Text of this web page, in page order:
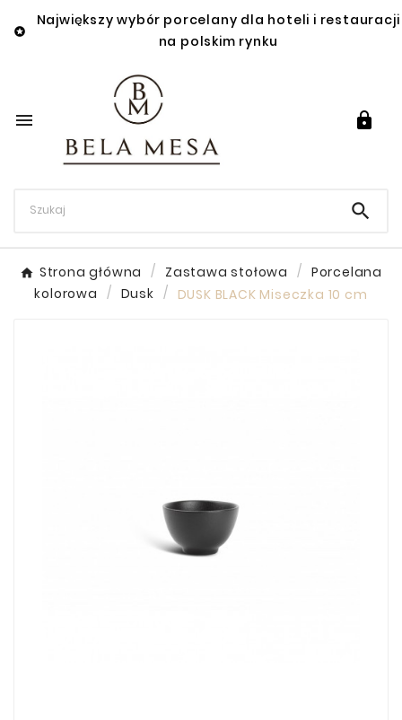

Największy wybór porcelany dla hoteli i restauracji
na polskim rynku
 

Strona główna Zastawa stołowa
Porcelana
kolorowa
Dusk DUSK BLACK Miseczka 10 cm